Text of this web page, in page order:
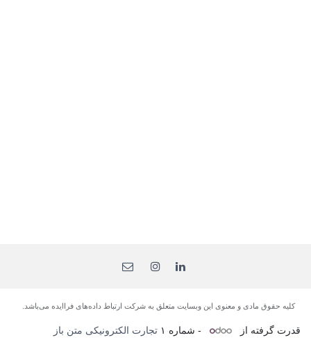
کلیه حقوق مادی و معنوی این وبسایت متعلق به شرکت ارتباط داده‌های فرا‌ایده می‌باشد.
قدرت گرفته از - شماره ۱ تجارت الکترونیکی متن باز